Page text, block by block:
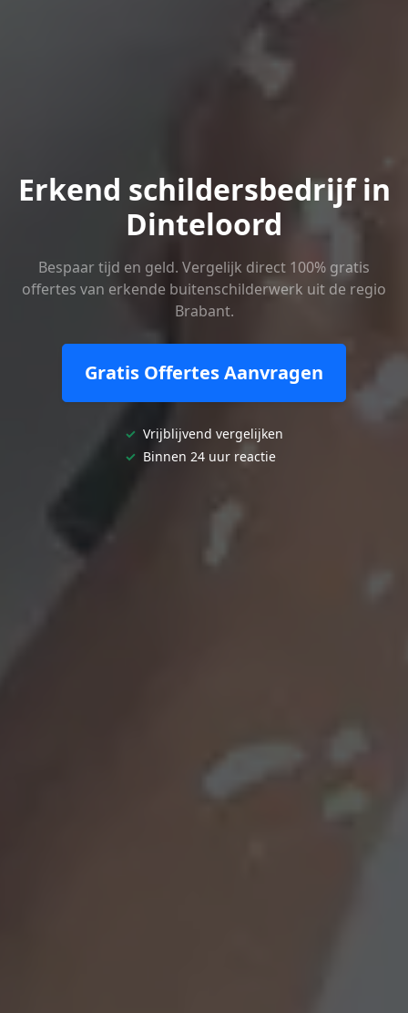
Erkend schildersbedrijf in
Dinteloord
Bespaar tijd en geld. Vergelijk direct 100% gratis
offertes van erkende buitenschilderwerk uit de regio
Brabant.
Gratis Offertes Aanvragen
✓ Vrijblijvend vergelijken
✓ Binnen 24 uur reactie